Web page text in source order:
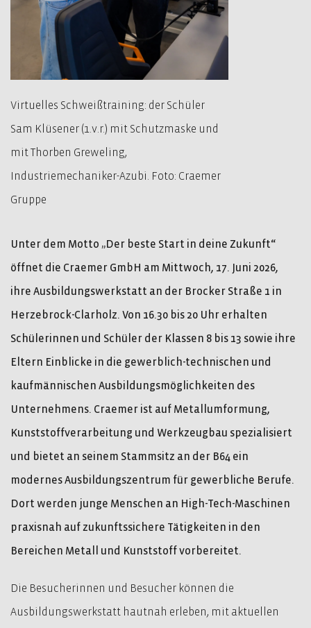
Virtuelles Schweißtraining: der Schüler
Sam Klüsener (1.v.r.) mit Schutzmaske und
mit Thorben Greweling,
Industriemechaniker-Azubi. Foto: Craemer
Gruppe
Unter dem Motto „Der beste Start in deine Zukunft“
öffnet die Craemer GmbH am Mittwoch, 17. Juni 2026,
ihre Ausbildungswerkstatt an der Brocker Straße 1 in
Herzebrock-Clarholz. Von 16.30 bis 20 Uhr erhalten
Schülerinnen und Schüler der Klassen 8 bis 13 sowie ihre
Eltern Einblicke in die gewerblich-technischen und
kaufmännischen Ausbildungsmöglichkeiten des
Unternehmens. Craemer ist auf Metallumformung,
Kunststoffverarbeitung und Werkzeugbau spezialisiert
und bietet an seinem Stammsitz an der B64 ein
modernes Ausbildungszentrum für gewerbliche Berufe.
Dort werden junge Menschen an High-Tech-Maschinen
praxisnah auf zukunftssichere Tätigkeiten in den
Bereichen Metall und Kunststoff vorbereitet.
Die Besucherinnen und Besucher können die
Ausbildungswerkstatt hautnah erleben, mit aktuellen